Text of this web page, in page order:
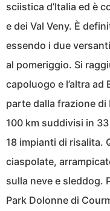
sciistica d’Italia ed è
e dei Val Veny. È
essendo i due
al pomeriggio. Si
capoluogo e l’altra
parte dalla frazione
100 km suddivisi in
18 impianti di risalita.
ciaspolate,
sulla neve e sleddog.
Park Dolonne di